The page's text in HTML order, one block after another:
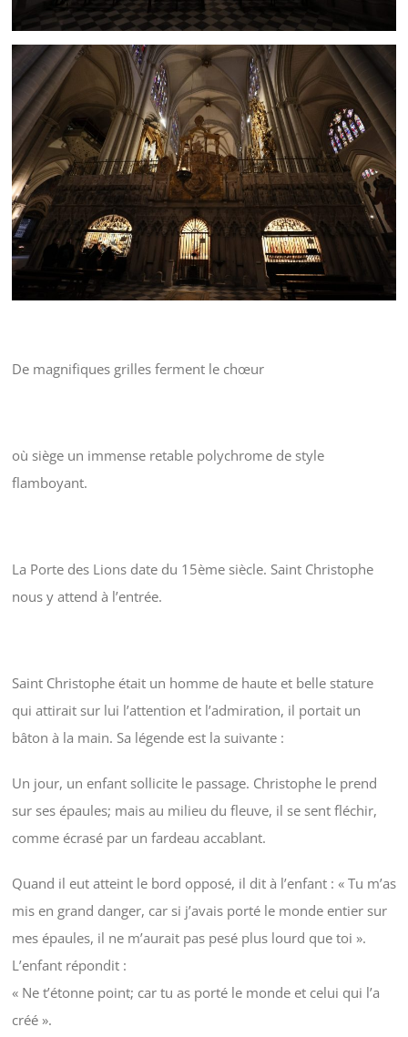
De magnifiques grilles ferment le chœur
où siège un immense retable polychrome de style
flamboyant.
La Porte des Lions date du 15ème siècle. Saint Christophe
nous y attend à l’entrée.
Saint Christophe était un homme de haute et belle stature
qui attirait sur lui l’attention et l’admiration, il portait un
bâton à la main. Sa légende est la suivante :
Un jour, un enfant sollicite le passage. Christophe le prend
sur ses épaules; mais au milieu du fleuve, il se sent fléchir,
comme écrasé par un fardeau accablant.
Quand il eut atteint le bord opposé, il dit à l’enfant : « Tu m’as
mis en grand danger, car si j’avais porté le monde entier sur
mes épaules, il ne m’aurait pas pesé plus lourd que toi ».
L’enfant répondit :
« Ne t’étonne point; car tu as porté le monde et celui qui l’a
créé ».